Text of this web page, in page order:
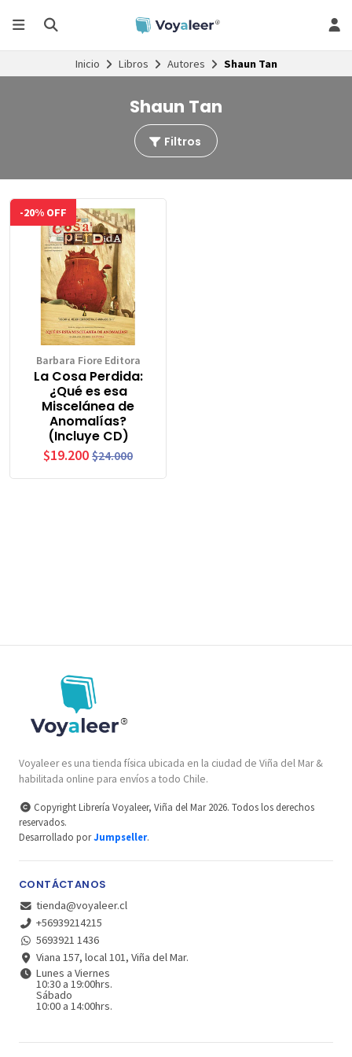
Inicio Libros Autores Shaun Tan
Shaun Tan
Filtros
-20% OFF
Barbara Fiore Editora
La Cosa Perdida:
¿Qué es esa
Miscelánea de
Anomalías?
(Incluye CD)
$19.200 $24.000
Voyaleer es una tienda física ubicada en la ciudad de Viña del Mar &
habilitada online para envíos a todo Chile.
Copyright Librería Voyaleer, Viña del Mar 2026. Todos los derechos
reservados.
Desarrollado porJumpseller.
CONTÁCTANOS
tienda@voyaleer.cl
+56939214215
5693921 1436
Viana 157, local 101, Viña del Mar.
Lunes a Viernes
10:30 a 19:00hrs.
Sábado
10:00 a 14:00hrs.